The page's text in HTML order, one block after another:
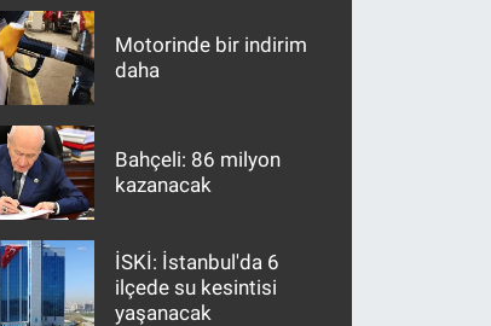
Motorinde bir indirim
daha
Bahçeli: 86 milyon
kazanacak
İSKİ: İstanbul'da 6
ilçede su kesintisi
yaşanacak